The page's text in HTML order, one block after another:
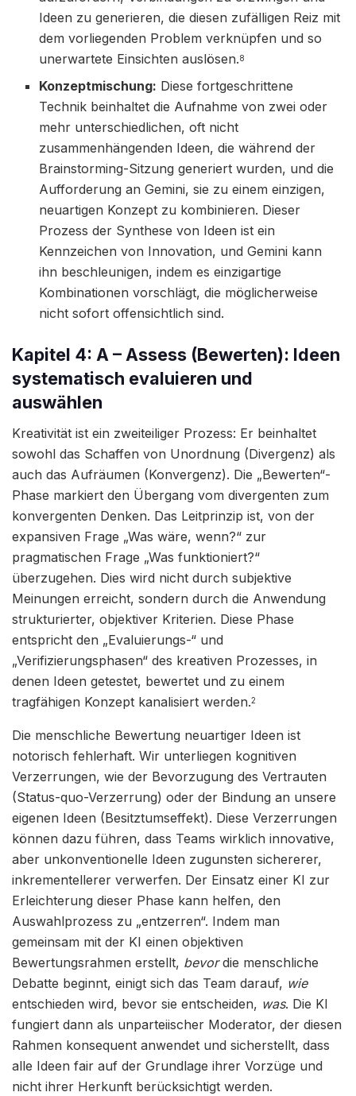
Ideen zu generieren, die diesen zufälligen Reiz mit
dem vorliegenden Problem verknüpfen und so
unerwartete Einsichten auslösen.8
Konzeptmischung: Diese fortgeschrittene
Technik beinhaltet die Aufnahme von zwei oder
mehr unterschiedlichen, oft nicht
zusammenhängenden Ideen, die während der
Brainstorming-Sitzung generiert wurden, und die
Aufforderung an Gemini, sie zu einem einzigen,
neuartigen Konzept zu kombinieren. Dieser
Prozess der Synthese von Ideen ist ein
Kennzeichen von Innovation, und Gemini kann
ihn beschleunigen, indem es einzigartige
Kombinationen vorschlägt, die möglicherweise
nicht sofort offensichtlich sind.
Kapitel 4: A – Assess (Bewerten): Ideen
systematisch evaluieren und
auswählen
Kreativität ist ein zweiteiliger Prozess: Er beinhaltet
sowohl das Schaffen von Unordnung (Divergenz) als
auch das Aufräumen (Konvergenz). Die „Bewerten“-
Phase markiert den Übergang vom divergenten zum
konvergenten Denken. Das Leitprinzip ist, von der
expansiven Frage „Was wäre, wenn?“ zur
pragmatischen Frage „Was funktioniert?“
überzugehen. Dies wird nicht durch subjektive
Meinungen erreicht, sondern durch die Anwendung
strukturierter, objektiver Kriterien. Diese Phase
entspricht den „Evaluierungs-“ und
„Verifizierungsphasen“ des kreativen Prozesses, in
denen Ideen getestet, bewertet und zu einem
tragfähigen Konzept kanalisiert werden.2
Die menschliche Bewertung neuartiger Ideen ist
notorisch fehlerhaft. Wir unterliegen kognitiven
Verzerrungen, wie der Bevorzugung des Vertrauten
(Status-quo-Verzerrung) oder der Bindung an unsere
eigenen Ideen (Besitztumseffekt). Diese Verzerrungen
können dazu führen, dass Teams wirklich innovative,
aber unkonventionelle Ideen zugunsten sichererer,
inkrementellerer verwerfen. Der Einsatz einer KI zur
Erleichterung dieser Phase kann helfen, den
Auswahlprozess zu „entzerren“. Indem man
gemeinsam mit der KI einen objektiven
Bewertungsrahmen erstellt, bevordie menschliche
Debatte beginnt, einigt sich das Team darauf, wie
entschieden wird, bevor sie entscheiden, was. Die KI
fungiert dann als unparteiischer Moderator, der diesen
Rahmen konsequent anwendet und sicherstellt, dass
alle Ideen fair auf der Grundlage ihrer Vorzüge und
nicht ihrer Herkunft berücksichtigt werden.